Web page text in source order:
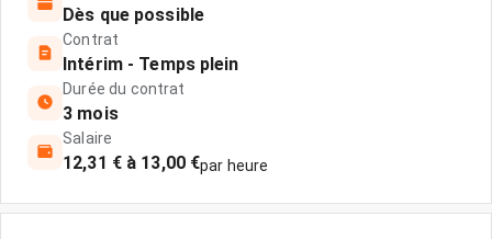
Dès que possible
Contrat
Intérim - Temps plein
Durée du contrat
3 mois
Salaire
12,31 € à 13,00 €par heure